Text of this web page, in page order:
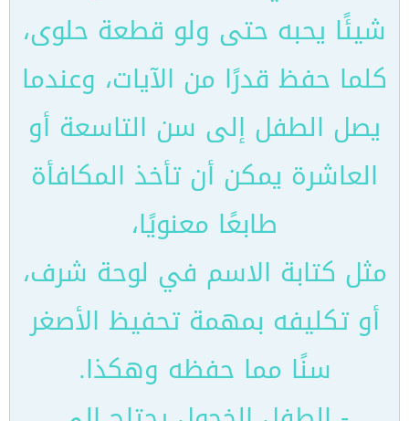
شيئًا يحبه حتى ولو قطعة حلوى،
كلما حفظ قدرًا من الآيات، وعندما
يصل الطفل إلى سن التاسعة أو
العاشرة يمكن أن تأخذ المكافأة
طابعًا معنويًا،
مثل كتابة الاسم في لوحة شرف،
أو تكليفه بمهمة تحفيظ الأصغر
سنًا مما حفظه وهكذا.